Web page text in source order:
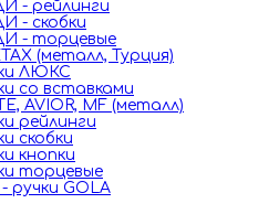
- рейлинги
- скобки
- торцевые
(металл, Турция)
ЛЮКС
со вставками
AVIOR, MF (металл)
рейлинги
скобки
кнопки
торцевые
ручки GOLA